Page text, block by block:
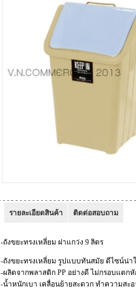
รายละเอียดสินค้า ติดต่อสอบถาม
-ถังขยะทรงเหลี่ยม ฝาแกว่ง 9 ลิตร
-ถังขยะทรงเหลี่ยม รูปแบบทันสมัย ดีไซน์น่า
-ผลิตจากพลาสติก PP อย่างดี ไม่กรอบแตกหั
-น้ำหนักเบา เคลื่อนย้ายสะดวก ทำความสะ